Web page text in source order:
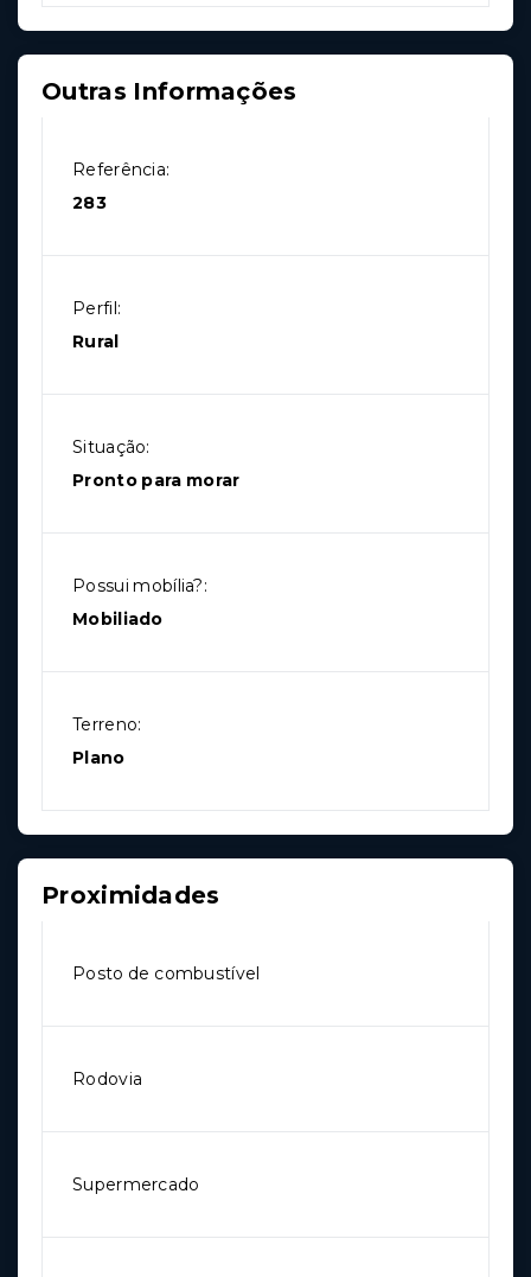
Outras Informações
Referência:
283
Perfil:
Rural
Situação:
Pronto para morar
Possui mobília?:
Mobiliado
Terreno:
Plano
Proximidades
Posto de combustível
Rodovia
Supermercado